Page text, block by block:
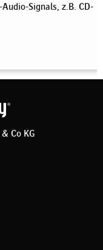
Signals, z.B. CD-
Co KG